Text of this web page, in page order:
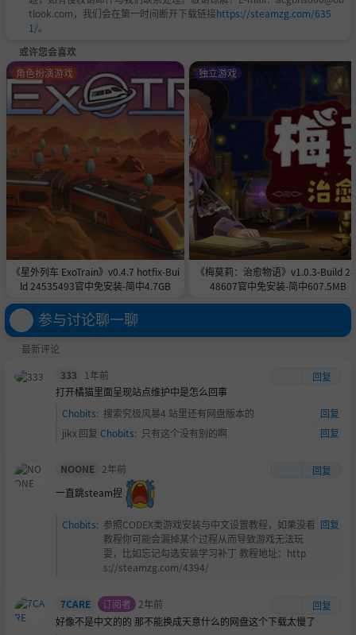
tlook.com，我们会在第一时间断开下载链接https://steamzg.com/635
1/。
或许您会喜欢
《星外列车 ExoTrain》v0.4.7 hotfix-Bui
ld 24535493官中免安装-简中4.7GB
角色扮演游戏
《梅莫莉：治愈物语》v1.0.3-Build
48607官中免安装-简中607.5MB
独立游戏
参与讨论聊一聊
最新评论
333
1年前
回复
打开橘猫里面呈现站点维护中是怎么回事
Chobits: 搜索究极风暴4 站里还有网盘版本的
回复
jikx 回复 Chobits: 只有这个没有别的啊 回复
NOONE 2年前
回复
一直跳steam捏
Chobits: 参照CODEX类游戏安装与中文设置教程，如果没看
教程你可能会漏掉某个过程从而导致游戏无法玩
耍，比如忘记勾选安装学习补丁 教程地址：http
s://steamzg.com/4394/
回复
7CARE 订阅者 2年前
回复
好像不是中文的的 那不能换成天意什么的网盘这个下载太慢了